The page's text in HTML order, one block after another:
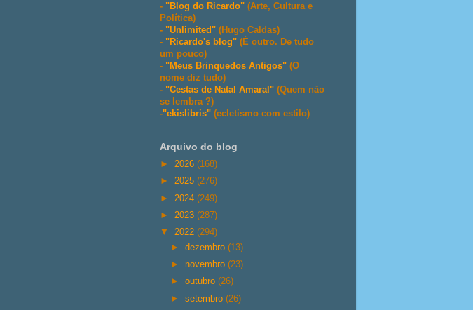
- "Blog do Ricardo" (Arte, Cultura e
Política)
- "Unlimited" (Hugo Caldas)
- "Ricardo's blog" (É outro. De tudo
um pouco)
- "Meus Brinquedos Antigos" (O
nome diz tudo)
- "Cestas de Natal Amaral" (Quem não
se lembra ?)
-"ekislibris" (ecletismo com estilo)
Arquivo do blog
► 2026 (168)
► 2025 (276)
► 2024 (249)
► 2023 (287)
▼ 2022 (294)
►dezembro(13)
► novembro(23)
►outubro(26)
►setembro(26)